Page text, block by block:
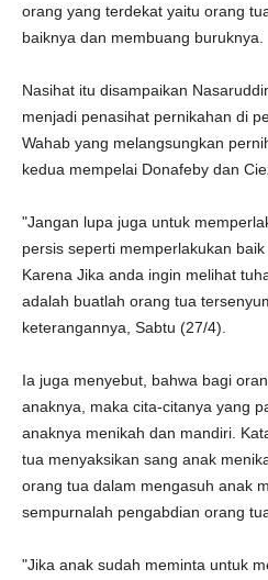
orang yang terdekat yaitu orang
baiknya dan membuang buruknya.
Nasihat itu disampaikan
menjadi penasihat pernikahan di
Wahab yang melangsungkan
kedua mempelai Donafeby dan
"Jangan lupa juga untuk
persis seperti memperlakukan
Karena Jika anda ingin melihat
adalah buatlah orang tua
keterangannya, Sabtu (27/4).
Ia juga menyebut, bahwa bagi
anaknya, maka cita-citanya yang
anaknya menikah dan mandiri.
tua menyaksikan sang anak
orang tua dalam mengasuh anak
sempurnalah pengabdian orang
"Jika anak sudah meminta untuk